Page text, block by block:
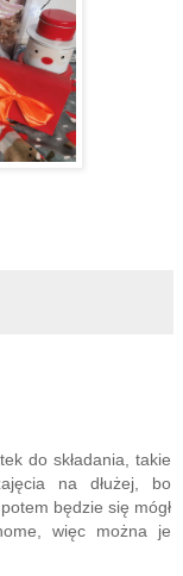
do składania, takie
na dłużej, bo
będzie się mógł
więc można je